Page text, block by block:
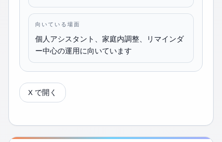
向いている場面
個人アシスタント、家庭内調整、リマインダ
ー中心の運用に向いています
X で開く